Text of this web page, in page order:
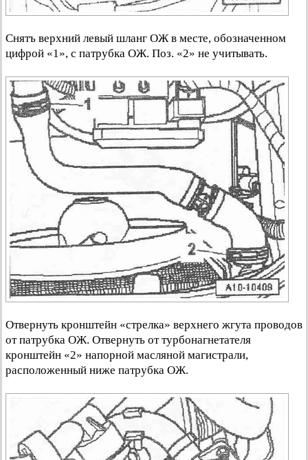
Снятъ верхний левый шланг ОЖ в месте, обозначенном
цифрой «1», с патрубка ОЖ. Поз. «2» не учитывать.
Отвернуть кронштейн «стрелка» верхнего жгута проводов
от патрубка ОЖ. Отвернуть от турбонагнетателя
кронштейн «2» напорной масляной магистрали,
расположенный ниже патрубка ОЖ.